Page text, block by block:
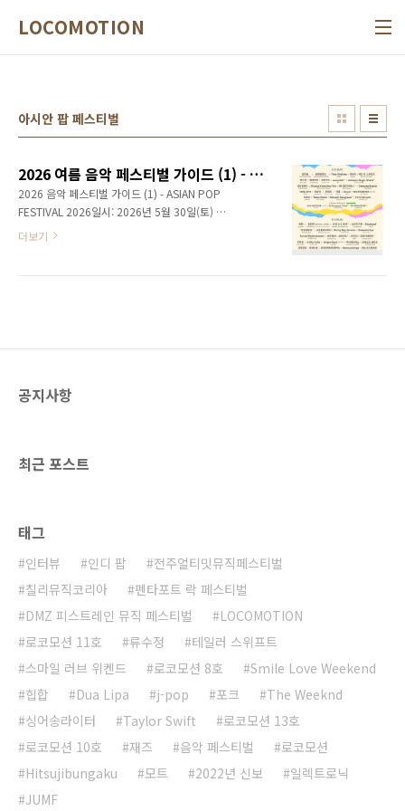
LOCOMOTION
아시안 팝 페스티벌
2026 여름 음악 페스티벌 가이드 (1) - Asian Pop Festival 2026
2026 음악 페스티벌 가이드 (1) - ASIAN POP
FESTIVAL 2026일시: 2026년 5월 30일(토) ~
31일(일)장소: 인천 파라다이스 시티 글 김성환
인 ‘컬처 파크(Culture Park)’, 다목적 공연장 ‘스
더보기
공지사항
최근 포스트
태그
인터뷰 인디 팝
전주얼티밋뮤직페스티벌
칠리뮤직코리아
펜타포트 락 페스티벌
DMZ 피스트레인 뮤직 페스티벌
LOCOMOTION
로코모션 11호
류수정
테일러 스위프트
스마일 러브 위켄드
로코모션 8호
Smile Love Weekend
힙합
Dua Lipa j-pop 포크
The Weeknd
싱어송라이터
Taylor Swift
로코모션 13호
로코모션 10호
재즈 음악 페스티벌
로코모션
Hitsujibungaku
모트 2022년 신보
일렉트로닉
JUMF